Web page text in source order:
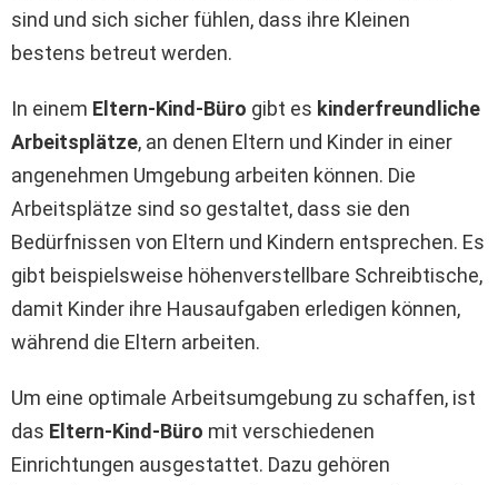
sind und sich sicher fühlen, dass ihre Kleinen
bestens betreut werden.
In einem Eltern-Kind-Büro gibt es kinderfreundliche
Arbeitsplätze, an denen Eltern und Kinder in einer
angenehmen Umgebung arbeiten können. Die
Arbeitsplätze sind so gestaltet, dass sie den
Bedürfnissen von Eltern und Kindern entsprechen. Es
gibt beispielsweise höhenverstellbare Schreibtische,
damit Kinder ihre Hausaufgaben erledigen können,
während die Eltern arbeiten.
Um eine optimale Arbeitsumgebung zu schaffen, ist
das Eltern-Kind-Büro mit verschiedenen
Einrichtungen ausgestattet. Dazu gehören